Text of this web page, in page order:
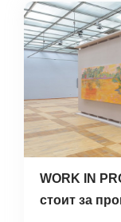
WORK IN
стоит за